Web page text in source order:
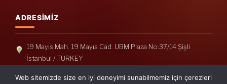
ADRESIMIZ
19 Mayıs Mah. 19 Mayıs Cad. UBM Plaza No:37/14 Şişli
İstanbul / TURKEY
Telefon: +90(212) 240 33 39
Web sitemizde size en iyi deneyimi sunabilmemiz için çerezleri